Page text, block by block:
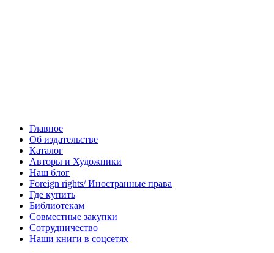
Главное
Об издательстве
Каталог
Авторы и Художники
Наш блог
Foreign rights/ Иностранные права
Где купить
Библиотекам
Совместные закупки
Сотрудничество
Наши книги в соцсетях